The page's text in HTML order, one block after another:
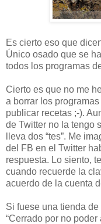
Es cierto eso que
Único osado que se
todos los programas
Cierto es que no me
a borrar los
publicar recetas ;-).
de Twitter no la tengo
lleva dos “tes”. Me
del FB en el Twitter
respuesta. Lo siento,
cuando recuerde la
acuerdo de la cuenta
Si fuese una tienda
“Cerrado por no